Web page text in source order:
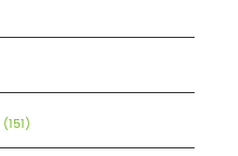
(151)